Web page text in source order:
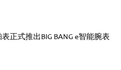
正式推出BIG BANG e智能腕表